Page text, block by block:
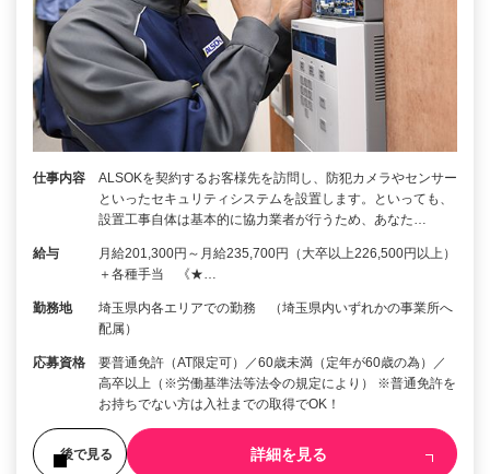
仕事内容
ALSOKを契約するお客様先を訪問し、防犯カメラやセンサー
といったセキュリティシステムを設置します。といっても、
設置工事自体は基本的に協力業者が行うため、あなた…
給与
月給201,300円～月給235,700円（大卒以上226,500円以上）
＋各種手当 《★…
勤務地
埼玉県内各エリアでの勤務 （埼玉県内いずれかの事業所へ
配属）
応募資格
要普通免許（AT限定可）／60歳未満（定年が60歳の為）／
高卒以上（※労働基準法等法令の規定により） ※普通免許を
お持ちでない方は入社までの取得でOK！
後で見る 詳細を見る